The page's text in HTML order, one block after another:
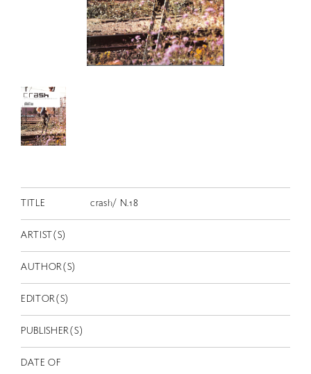
RETRACE
コンサート
出演者
動画
スカラシップ受賞者
EN
TITLE crash/ N.18
ARTIST(S)
AUTHOR(S)
EDITOR(S)
PUBLISHER(S)
DATE OF